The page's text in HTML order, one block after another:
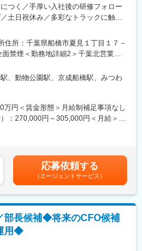
舗を転々として様々な先輩社員の営
た、社長から直接営業の指導をいた
18:30(実働8H／休憩90分)
～19:30／10:30～20:00内のシフト制
90分)
55分および1時間毎に5分休憩（毎時5
つく／手厚い入社後の研修フォロー
土日祝休み／多彩なトラックに触れ
を展開し、豊富な車種ラインナップ
。用途に応じた車両ニーズが高ま
な提案を行うため新しい仲間を募
みながら成長できる環境です。
応じたトラックや特殊車両の提案を
仕事です。
両入替・台数追加の提案
しいニーズに合わせた営業活動
住所：千葉県船橋市夏見１丁目１７－
禁煙＜勤務地詳細2＞千葉北営業所
丘46-1 受動喫煙対策：屋内全面禁煙
業所
、動物公園駅、京成船橋駅、みつわ
万円＜賃金形態＞月給制補足事項なし
：270,000円～305,000円＜月給＞
上下する可能性があります。月給(月
す。
応募依頼する
（エージェントサービス）
部長候補◆将来のCFO候補
用◆